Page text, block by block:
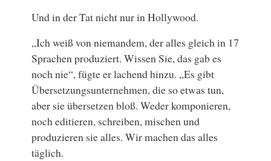
Und in der Tat nicht nur in Hollywood.
„Ich weiß von niemandem, der alles gleich in 17
Sprachen produziert. Wissen Sie, das gab es
noch nie“, fügte er lachend hinzu. „Es gibt
Übersetzungsunternehmen, die so etwas tun,
aber sie übersetzen bloß. Weder komponieren,
noch editieren, schreiben, mischen und
produzieren sie alles. Wir machen das alles
täglich.